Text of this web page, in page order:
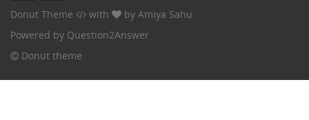
Donut Theme with by Amiya Sahu
Powered by Question2Answer
Donut theme